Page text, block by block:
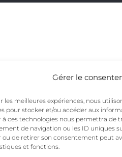
Gérer le
les meilleures expériences, nous
pour stocker et/ou accéder aux
à ces technologies nous permettra de
de navigation ou les ID uniques
ou de retirer son consentement peut
et fonctions.